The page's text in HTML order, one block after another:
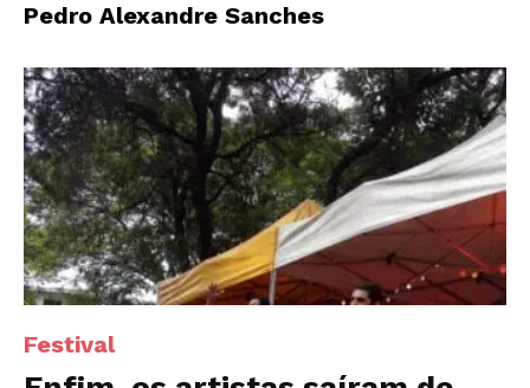
Pedro Alexandre Sanches
Festival